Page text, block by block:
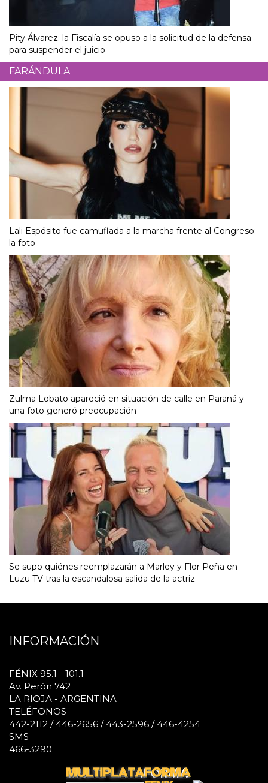
Pity Álvarez: la Fiscalía se opuso a la solicitud de la defensa
para suspender el juicio
FARÁNDULA
Lali Espósito fue camuflada a la marcha frente al Congreso:
la foto
Zulma Lobato apareció en situación de calle en Paraná y
una foto generó preocupación
Se supo quiénes reemplazarán a Marley y Flor Peña en
Luzu TV tras la escandalosa salida de la actriz
INFORMACIÓN
FÉNIX 95.1 - 101.1
Av. Perón 742
LA RIOJA - ARGENTINA
TELÉFONOS
442-2112 / 446-2656 / 443-2596 / 446-4254
SMS
466-3290